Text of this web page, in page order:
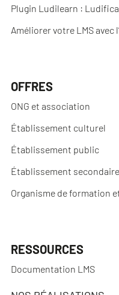
Plugin Ludilearn :
Améliorer votre LMS avec
OFFRES
ONG et association
Établissement culturel
Établissement public
Établissement
Organisme de formation
RESSOURCES
Documentation LMS